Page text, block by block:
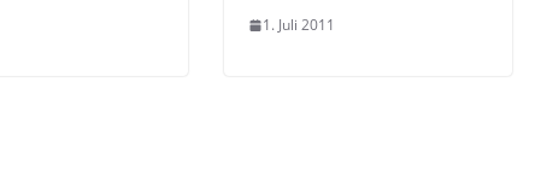
1. Juli 2011